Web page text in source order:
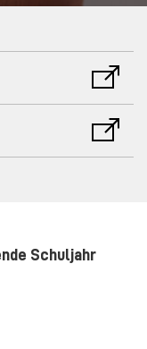
Schuljahr